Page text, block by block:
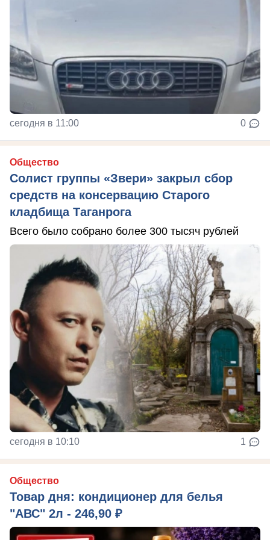
сегодня в 11:00 0
Общество
Солист группы «Звери» закрыл сбор
средств на консервацию Старого
кладбища Таганрога
Всего было собрано более 300 тысяч рублей
сегодня в 10:10 1
Общество
Товар дня: кондиционер для белья
"АВС" 2л - 246,90 ₽